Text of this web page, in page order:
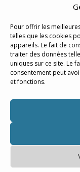
Pour offrir les
telles que les cookies
appareils. Le fait de
traiter des données
uniques sur ce site. Le
consentement peut
et fonctions.
sélectionner un
le contrôle de
( Cliquez ici pour les